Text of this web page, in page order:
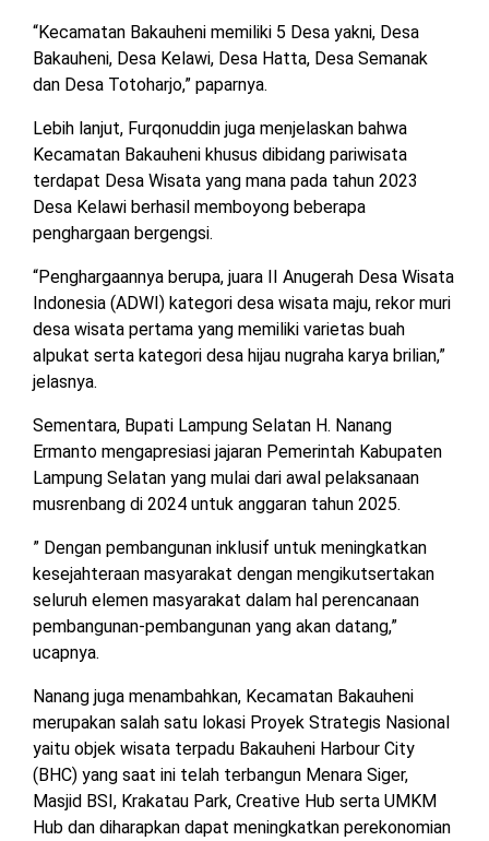
DPRD
TULANG
BAWANG
DPRD
TULANG
BAWANG
BARAT
DPRD
WAYKANAN
PERIKLANAN
KEBIJAKAN
PRIVASI
SOSIAL
MEDIA
PEDOMAN
MEDIA
SIBER
REDAKSI
TENTANG
KAMI
“Kecamatan Bakauheni memiliki 5 Desa yakni, Desa
Bakauheni, Desa Kelawi, Desa Hatta, Desa Semanak
dan Desa Totoharjo,” paparnya.
Lebih lanjut, Furqonuddin juga menjelaskan bahwa
Kecamatan Bakauheni khusus dibidang pariwisata
terdapat Desa Wisata yang mana pada tahun 2023
Desa Kelawi berhasil memboyong beberapa
penghargaan bergengsi.
“Penghargaannya berupa, juara II Anugerah Desa Wisata
Indonesia (ADWI) kategori desa wisata maju, rekor muri
desa wisata pertama yang memiliki varietas buah
alpukat serta kategori desa hijau nugraha karya brilian,”
jelasnya.
Sementara, Bupati Lampung Selatan H. Nanang
Ermanto mengapresiasi jajaran Pemerintah Kabupaten
Lampung Selatan yang mulai dari awal pelaksanaan
musrenbang di 2024 untuk anggaran tahun 2025.
” Dengan pembangunan inklusif untuk meningkatkan
kesejahteraan masyarakat dengan mengikutsertakan
seluruh elemen masyarakat dalam hal perencanaan
pembangunan-pembangunan yang akan datang,”
ucapnya.
Nanang juga menambahkan, Kecamatan Bakauheni
merupakan salah satu lokasi Proyek Strategis Nasional
yaitu objek wisata terpadu Bakauheni Harbour City
(BHC) yang saat ini telah terbangun Menara Siger,
Masjid BSI, Krakatau Park, Creative Hub serta UMKM
Hub dan diharapkan dapat meningkatkan perekonomian